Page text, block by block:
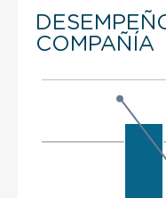
COMPAÑÍA